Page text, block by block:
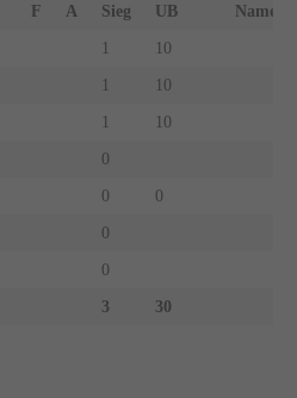
F A Sieg UB Name
1 10
1 10
1 10
0
0 0
0
0
3 30